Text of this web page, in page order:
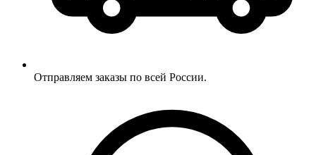
Отправляем заказы по всей России.